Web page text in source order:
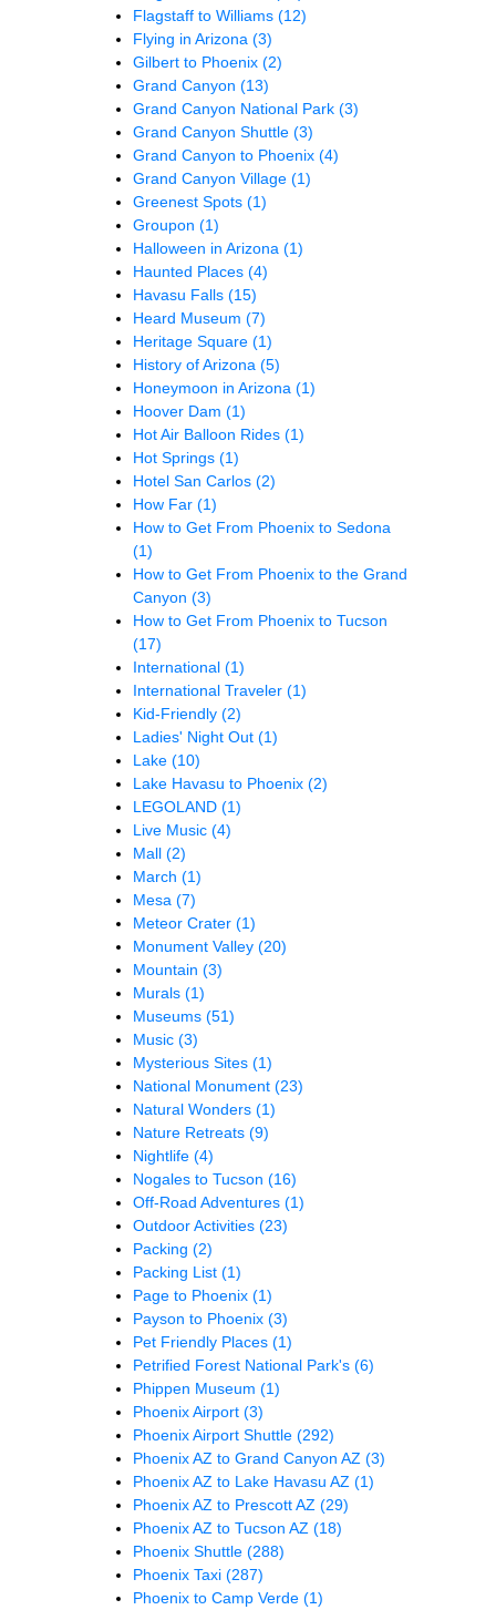
Flagstaff to Williams (12)
Flying in Arizona (3)
Gilbert to Phoenix (2)
Grand Canyon (13)
Grand Canyon National Park (3)
Grand Canyon Shuttle (3)
Grand Canyon to Phoenix (4)
Grand Canyon Village (1)
Greenest Spots (1)
Groupon (1)
Halloween in Arizona (1)
Haunted Places (4)
Havasu Falls (15)
Heard Museum (7)
Heritage Square (1)
History of Arizona (5)
Honeymoon in Arizona (1)
Hoover Dam (1)
Hot Air Balloon Rides (1)
Hot Springs (1)
Hotel San Carlos (2)
How Far (1)
How to Get From Phoenix to Sedona
(1)
How to Get From Phoenix to the Grand
Canyon (3)
How to Get From Phoenix to Tucson
(17)
International (1)
International Traveler (1)
Kid-Friendly (2)
Ladies' Night Out (1)
Lake (10)
Lake Havasu to Phoenix (2)
LEGOLAND (1)
Live Music (4)
Mall (2)
March (1)
Mesa (7)
Meteor Crater (1)
Monument Valley (20)
Mountain (3)
Murals (1)
Museums (51)
Music (3)
Mysterious Sites (1)
National Monument (23)
Natural Wonders (1)
Nature Retreats (9)
Nightlife (4)
Nogales to Tucson (16)
Off-Road Adventures (1)
Outdoor Activities (23)
Packing (2)
Packing List (1)
Page to Phoenix (1)
Payson to Phoenix (3)
Pet Friendly Places (1)
Petrified Forest National Park's (6)
Phippen Museum (1)
Phoenix Airport (3)
Phoenix Airport Shuttle (292)
Phoenix AZ to Grand Canyon AZ (3)
Phoenix AZ to Lake Havasu AZ (1)
Phoenix AZ to Prescott AZ (29)
Phoenix AZ to Tucson AZ (18)
Phoenix Shuttle (288)
Phoenix Taxi (287)
Phoenix to Camp Verde (1)